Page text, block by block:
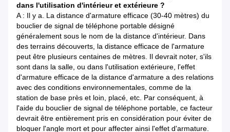
dans l'utilisation d'intérieur et extérieure ?
A : Il y a. La distance d'armature efficace (30-40 mètres) du
bouclier de signal de téléphone portable désigné
généralement sous le nom de la distance d'intérieur. Dans
des terrains découverts, la distance efficace de l'armature
peut être plusieurs centaines de mètres. Il devrait noter, s'ils
sont dans la salle, ou dans l'utilisation extérieure, l'effet
d'armature efficace de la distance d'armature a des relations
avec des conditions environnementales, comme de la
station de base près et loin, placé, etc. Par conséquent, à
l'aide du bouclier de signal de téléphone portable, ce facteur
devrait être entièrement pris en considération pour éviter de
bloquer l'angle mort et pour affecter ainsi l'effet d'armature.